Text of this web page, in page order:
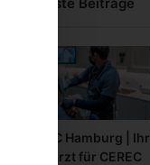
CEREC Hamburg | Ihr
Zahnarzt für CEREC